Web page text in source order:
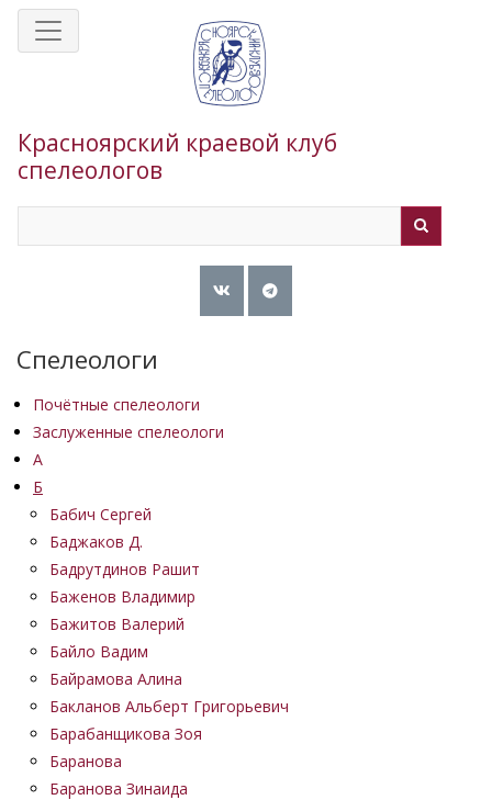
Перейти
Красноярский краевой клуб
спелеологов
Спелеологи
Почётные спелеологи
Заслуженные спелеологи
А
Б
Бабич Сергей
Баджаков Д.
Бадрутдинов Рашит
Баженов Владимир
Бажитов Валерий
Байло Вадим
Байрамова Алина
Бакланов Альберт Григорьевич
Барабанщикова Зоя
Баранова
Баранова Зинаида